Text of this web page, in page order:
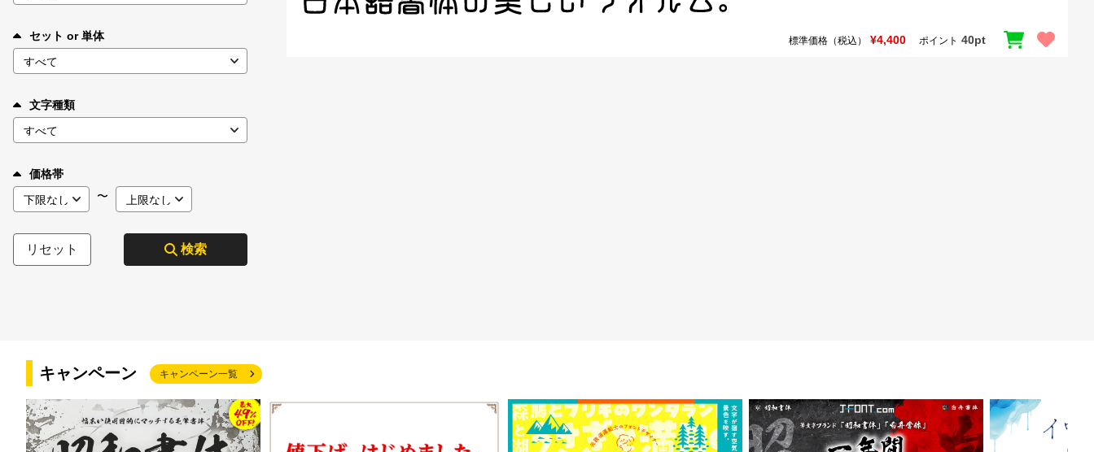
セット or 単体
文字種類
価格帯
〜
リセット 検索
標準価格（税込） ¥4,400 ポイント 40pt
キャンペーン キャンペーン一覧